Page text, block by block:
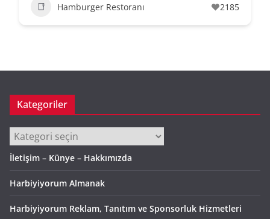
Hamburger Restoranı 2185
Kategoriler
Kategoriler
İletişim – Künye – Hakkımızda
Harbiyiyorum Almanak
Harbiyiyorum Reklam, Tanıtım ve Sponsorluk Hizmetleri